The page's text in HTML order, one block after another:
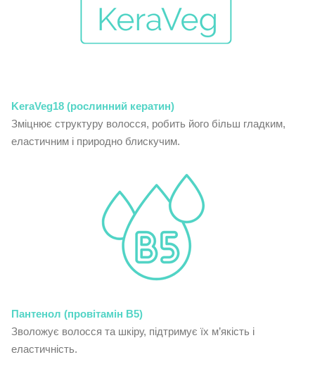
KeraVeg18 (рослинний кератин)
Зміцнює структуру волосся, робить його більш гладким,
еластичним і природно блискучим.
Пантенол (провітамін B5)
Зволожує волосся та шкіру, підтримує їх м’якість і
еластичність.